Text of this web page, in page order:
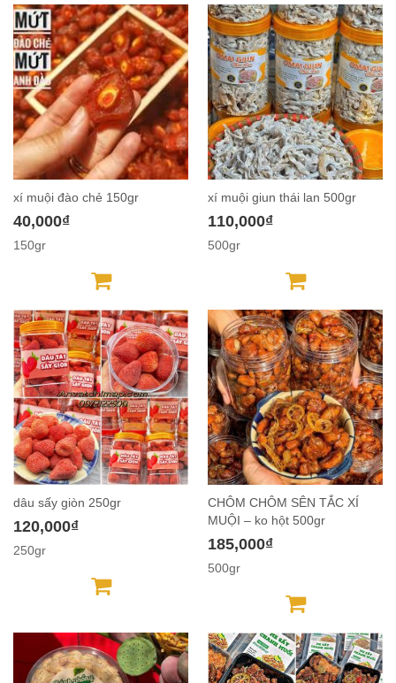
xí muội đào chẻ 150gr
40,000₫
150gr
xí muội giun thái lan 500gr
110,000₫
500gr
dâu sấy giòn 250gr
120,000₫
250gr
CHÔM CHÔM SÊN TẮC XÍ
MUỘI – ko hột 500gr
185,000₫
500gr